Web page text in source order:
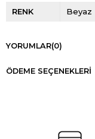
RENK Beyaz
YORUMLAR(0)
ÖDEME SEÇENEKLERI